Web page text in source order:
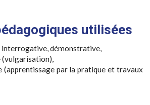
utilisées
démonstrative,
(vulgarisation),
(apprentissage par la pratique et travaux